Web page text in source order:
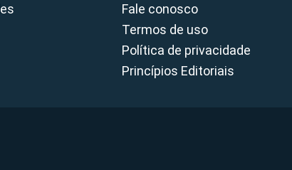
Fale conosco
Termos de uso
Política de privacidade
Princípios Editoriais